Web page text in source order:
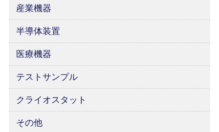
産業機器
半導体装置
医療機器
テストサンプル
クライオスタット
その他